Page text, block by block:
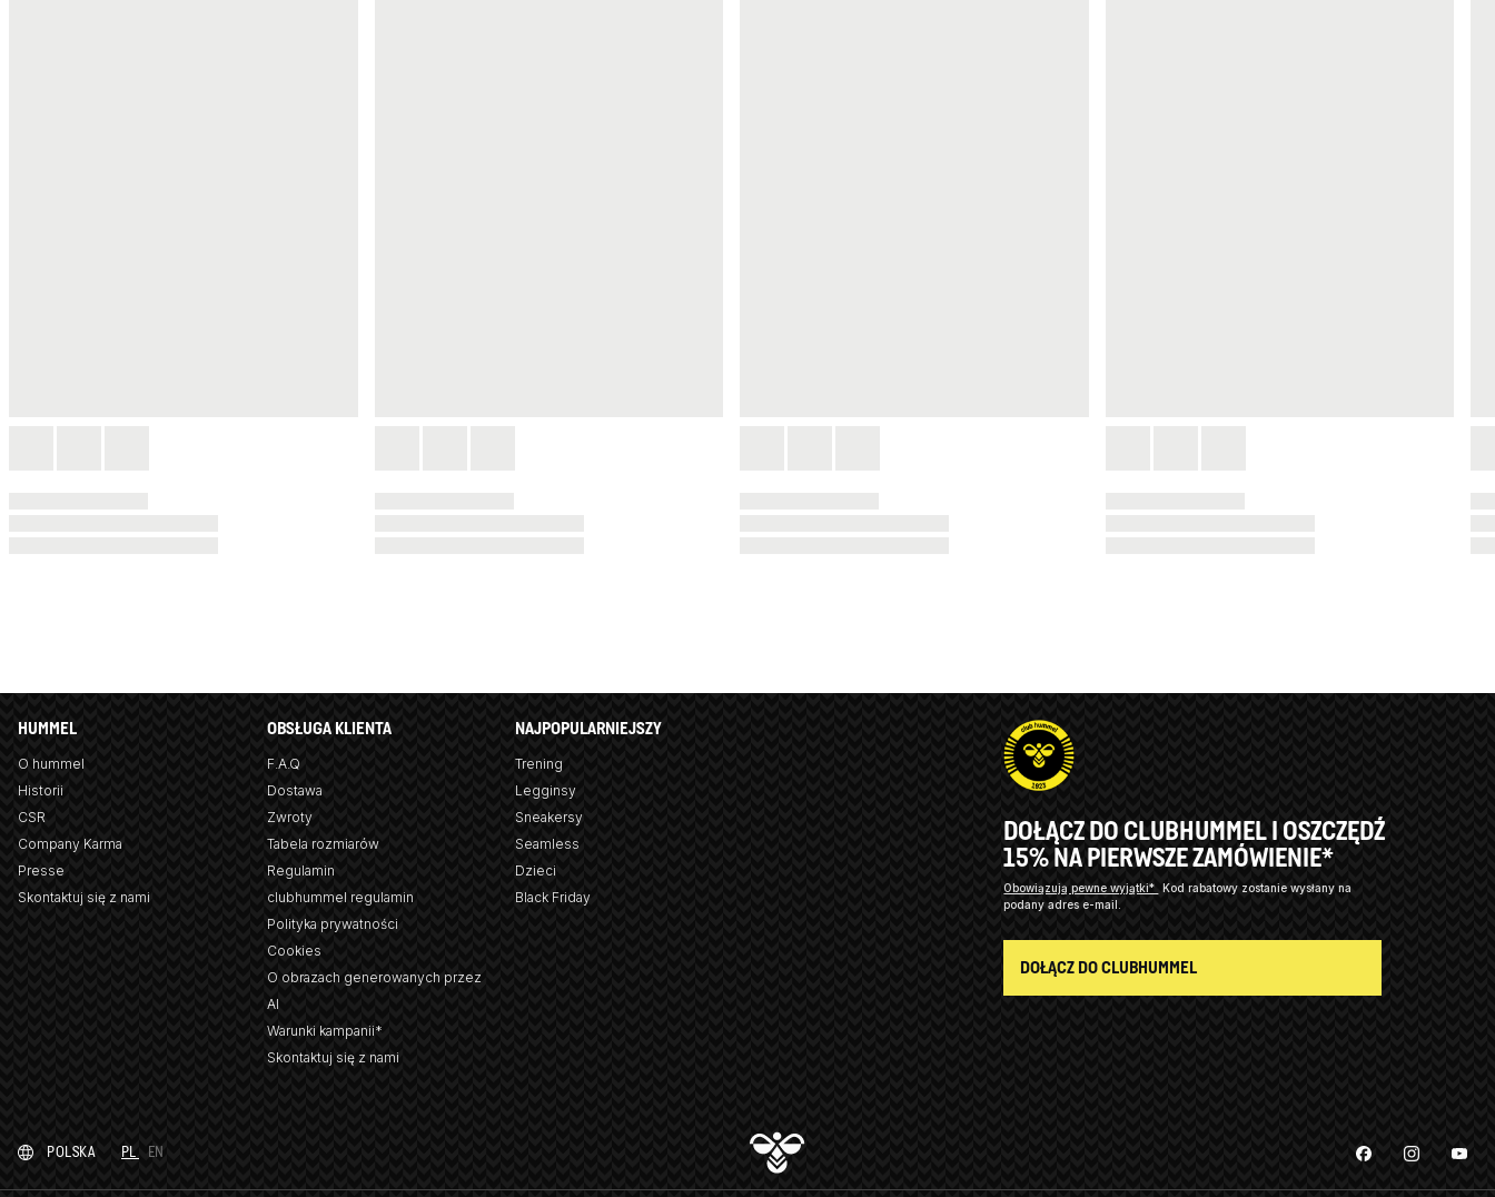
HUMMEL
O hummel
Historii
CSR
Company Karma
Presse
Skontaktuj się z nami
OBSŁUGA KLIENTA
F.A.Q
Dostawa
Zwroty
Tabela rozmiarów
Regulamin
clubhummel regulamin
Polityka prywatności
Cookies
O obrazach generowanych przez
AI
Warunki kampanii*
Skontaktuj się z nami
NAJPOPULARNIEJSZY
Trening
Legginsy
Sneakersy
Seamless
Dzieci
Black Friday
DOŁĄCZ DO CLUBHUMMEL I OSZCZĘDŹ
15% NA PIERWSZE ZAMÓWIENIE*
Obowiązują pewne wyjątki* Kod rabatowy zostanie wysłany na
podany adres e-mail.
DOŁĄCZ DO CLUBHUMMEL
POLSKA PL EN